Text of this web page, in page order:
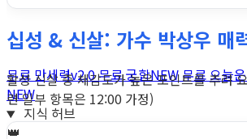
무료 만세력v2.0무료 궁합NEW 무료 오늘
NEW
지식 허브
십성 & 신살: 가수 박상우 매
활성 신살 중 체감도가 높은 포인트를 추려
련 일부 항목은 12:00 가정)
👑